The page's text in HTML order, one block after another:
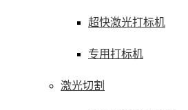
超快激光打标机
专用打标机
激光切割